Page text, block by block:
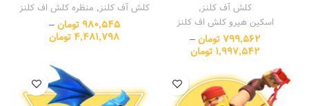
کلش آف کلنز,
اسکین هیرو کلش اف کلنز
799,562تومان–
1,997,542 تومان
کلش آف کلنز, منظره کلش اف کلنز
980,545 تومان –
4,481,798 تومان